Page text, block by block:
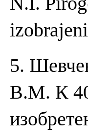
5.
В.М. К